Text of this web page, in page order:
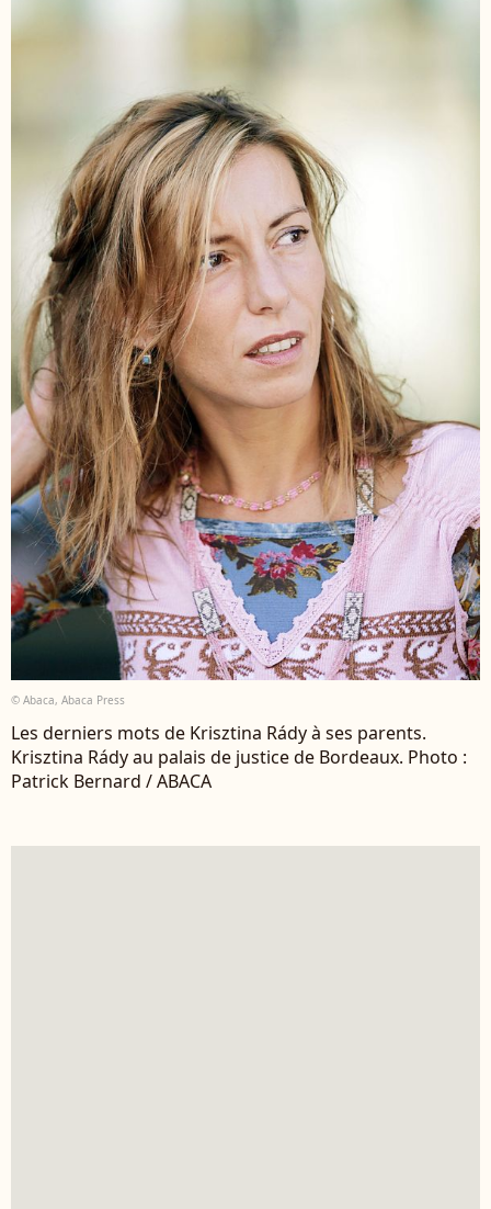
© Abaca, Abaca Press
Les derniers mots de Krisztina Rády à ses parents.
Krisztina Rády au palais de justice de Bordeaux. Photo :
Patrick Bernard / ABACA